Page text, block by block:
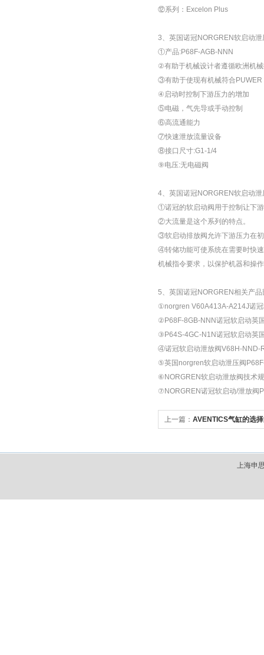
⑫系列：Excelon Plus
3、英国诺冠NORGREN软启动
①产品:P68F-AGB-NNN
②有助于机械设计者遵循欧洲机
③有助于使现有机械符合
④启动时控制下游压力的增加
⑤电磁，气先导或手动控制
⑥高流通能力
⑦快速泄放流量设备
⑧接口尺寸:G1-1/4
⑨电压:无电磁阀
4、英国诺冠NORGREN软启动
①诺冠的软启动阀用于控制让下
②大流量是这个系列的特点。
③软启动排放阀允许下游压力在
④转储功能可使系统在需要时快
机械指令要求，以保护机器和操
5、英国诺冠NORGREN相关产
①norgren V60A413A-A214J诺
②P68F-8GB-NNN诺冠软启动英
③P64S-4GC-N1N诺冠软启动英
④诺冠软启动泄放阀V68H-NND-
⑤英国norgren软启动泄压阀
⑥NORGREN软启动泄放阀技术
⑦NORGREN诺冠软启动/泄放阀
上一篇： AVENTICS气缸的选
上海申